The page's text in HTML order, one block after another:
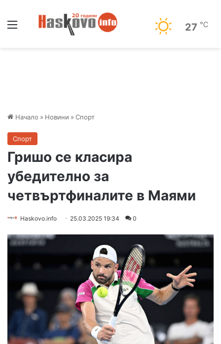
27 ℃
Начало » Новини » Спорт
Спорт
Гришо се класира
убедително за
четвъртфиналите в Маями
Haskovo.info 25.03.2025 19:34 0